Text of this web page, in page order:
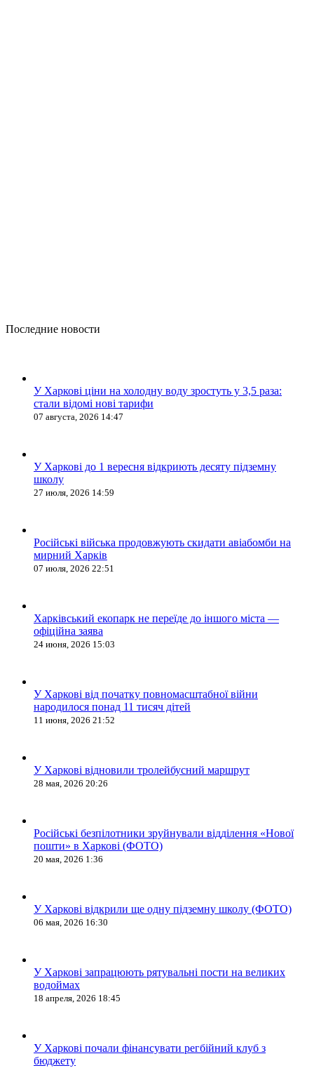
Последние новости
У Харкові ціни на холодну воду зростуть у 3,5 раза:
стали відомі нові тарифи
07 августа, 2026 14:47
У Харкові до 1 вересня відкриють десяту підземну
школу
27 июля, 2026 14:59
Російські війська продовжують скидати авіабомби на
мирний Харків
07 июля, 2026 22:51
Харківський екопарк не переїде до іншого міста —
офіційна заява
24 июня, 2026 15:03
У Харкові від початку повномасштабної війни
народилося понад 11 тисяч дітей
11 июня, 2026 21:52
У Харкові відновили тролейбусний маршрут
28 мая, 2026 20:26
Російські безпілотники зруйнували відділення «Нової
пошти» в Харкові (ФОТО)
20 мая, 2026 1:36
У Харкові відкрили ще одну підземну школу (ФОТО)
06 мая, 2026 16:30
У Харкові запрацюють рятувальні пости на великих
водоймах
18 апреля, 2026 18:45
У Харкові почали фінансувати регбійний клуб з
бюджету